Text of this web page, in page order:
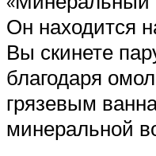
Он находится
Вы скинете
благодаря
грязевым
минеральной